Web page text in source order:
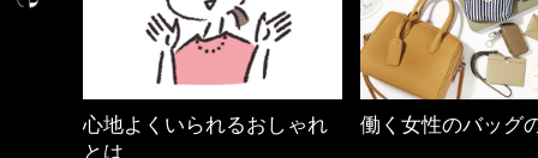
働く女性のバッグの中身
優木まおみさん「